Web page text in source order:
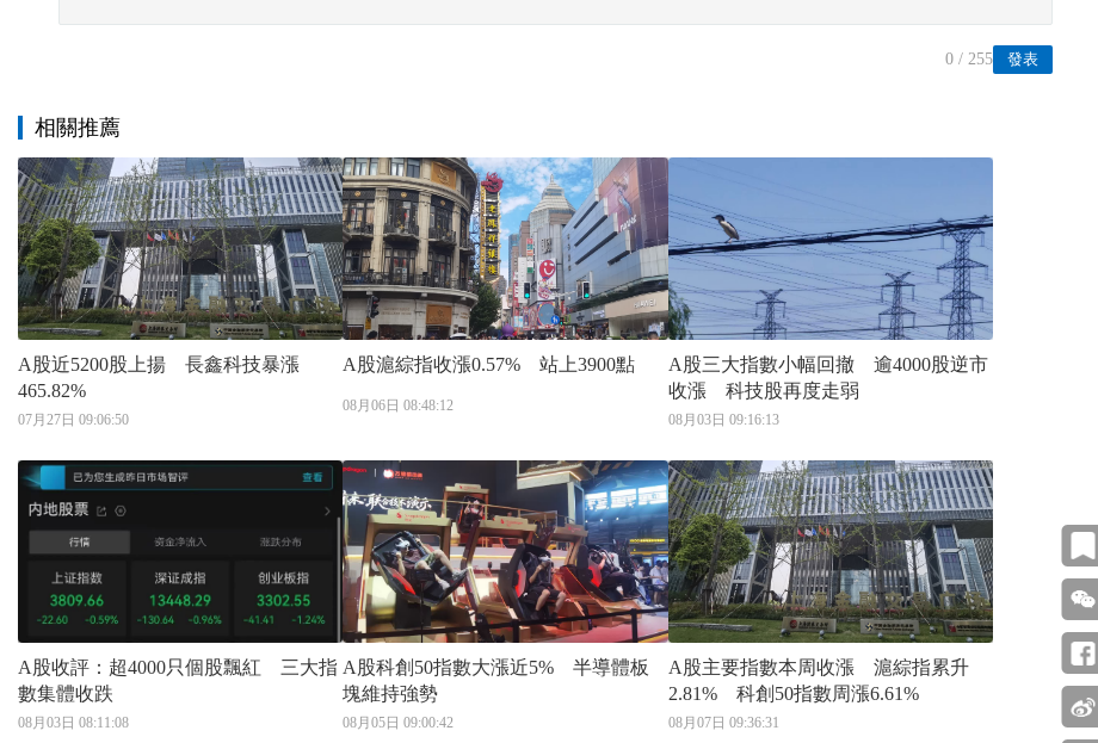
發表
0 / 255
相關推薦
A股近5200股上揚 長鑫科技暴漲
465.82%
07月27日 09:06:50
A股滬綜指收漲0.57% 站上3900點
08月06日 08:48:12
A股三大指數小幅回撤 逾4000股逆市
收漲 科技股再度走弱
08月03日 09:16:13
A股收評：超4000只個股飄紅 三大指
數集體收跌
08月03日 08:11:08
A股科創50指數大漲近5% 半導體板
塊維持強勢
08月05日 09:00:42
A股主要指數本周收漲 滬綜指累升
2.81% 科創50指數周漲6.61%
08月07日 09:36:31